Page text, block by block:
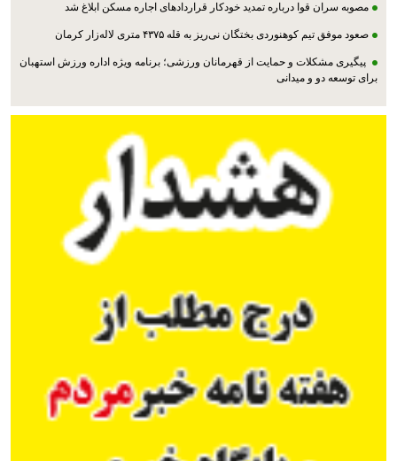
مصوبه سران قوا درباره تمدید خودکار قراردادهای اجاره مسکن ابلاغ شد
صعود موفق تیم کوهنوردی بختگان نی‌ریز به قله ۴۳۷۵ متری لاله‌زار کرمان
پیگیری مشکلات و حمایت از قهرمانان ورزشی؛ برنامه ویژه اداره ورزش استهبان
برای توسعه دو و میدانی